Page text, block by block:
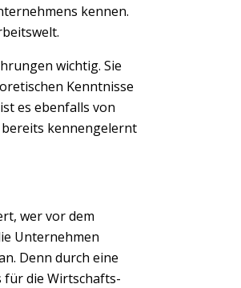
kennen.
wichtig. Sie
Kenntnisse
es ebenfalls von
kennengelernt
wer vor dem
Unternehmen
Denn durch eine
für die Wirtschafts-